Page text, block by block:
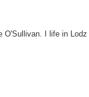
O'Sullivan. I life in